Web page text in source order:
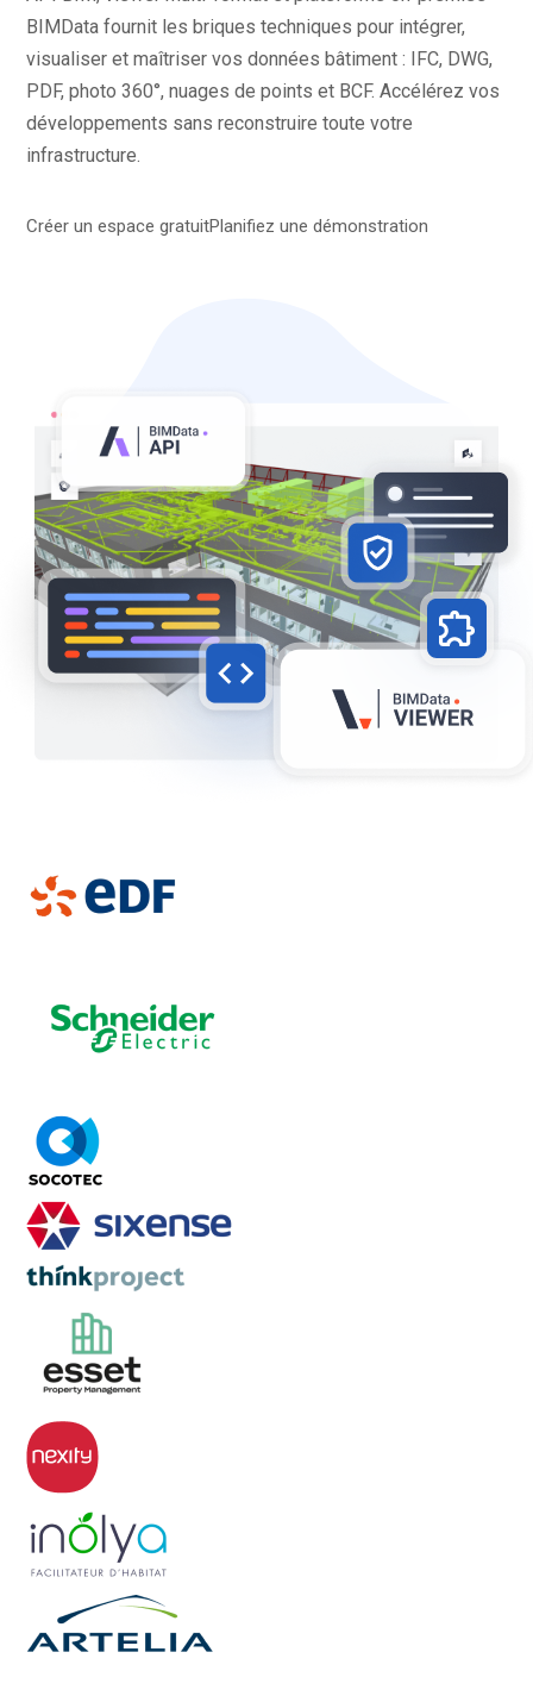
BIMData fournit les briques techniques pour intégrer,
visualiser et maîtriser vos données bâtiment : IFC, DWG,
PDF, photo 360°, nuages de points et BCF. Accélérez vos
développements sans reconstruire toute votre
infrastructure.
Créer un espace gratuitPlanifiez une démonstration